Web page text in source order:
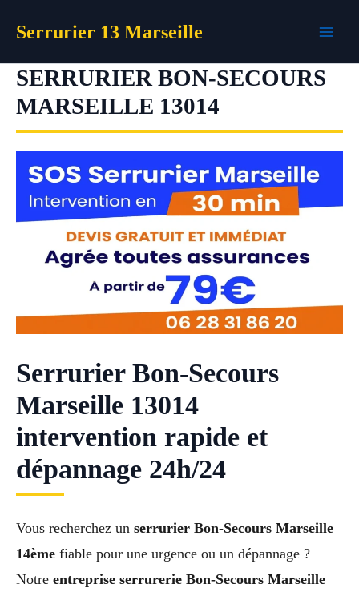
Serrurier 13 Marseille
SERRURIER BON-SECOURS
MARSEILLE 13014
Serrurier Bon-Secours
Marseille 13014
intervention rapide et
dépannage 24h/24
Vous recherchez un serrurier Bon-Secours Marseille
14ème fiable pour une urgence ou un dépannage ?
Notre entreprise serrurerie Bon-Secours Marseille